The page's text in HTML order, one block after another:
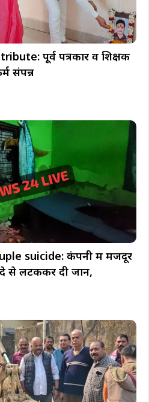
पूर्व पत्रकार व शिक्षक
संपन्न
suicide: कंपनी में मजदूर
से लटककर दी जान,